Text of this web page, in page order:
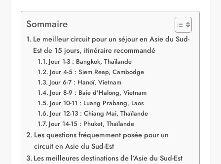
Sommaire
Le meilleur circuit pour un séjour en Asie du Sud-
Est de 15 jours, itinéraire recommandé
Jour 1-3 : Bangkok, Thaïlande
Jour 4-5 : Siem Reap, Cambodge
Jour 6-7 : Hanoï, Vietnam
Jour 8-9 : Baie d’Halong, Vietnam
Jour 10-11 : Luang Prabang, Laos
Jour 12-13 : Chiang Mai, Thaïlande
Jour 14-15 : Phuket, Thaïlande
Les questions fréquemment posée pour un
circuit en Asie du Sud-Est
Les meilleures destinations de l’Asie du Sud-Est